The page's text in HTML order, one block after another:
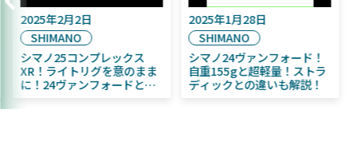
16日
月発売予定！
く魚／ちびふく魚
イト初心者にお
2025年2月2日
シマノ25コンプレックス
XR！ライトリグを意のまま
に！24ヴァンフォードとの
シマノ24ヴ
自重155gと
ディックと